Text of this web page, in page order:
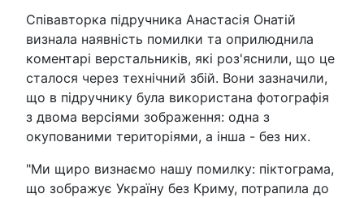
Співавторка підручника Анастасія Онатій
визнала наявність помилки та оприлюднила
коментарі верстальників, які роз'яснили, що це
сталося через технічний збій. Вони зазначили,
що в підручнику була використана фотографія
з двома версіями зображення: одна з
окупованими територіями, а інша - без них.
"Ми щиро визнаємо нашу помилку: піктограма,
що зображує Україну без Криму, потрапила до